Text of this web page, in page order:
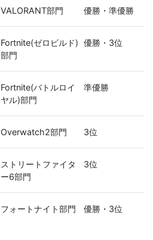
VALORANT部門 優勝・準優勝
Fortnite(ゼロビルド)
部門
優勝・3位
Fortnite(バトルロイ
ヤル)部門
準優勝
Overwatch2部門 3位
ストリートファイタ
ー6部門
3位
フォートナイト部門 優勝・3位